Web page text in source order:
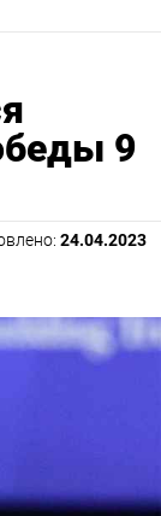
9
24.04.2023